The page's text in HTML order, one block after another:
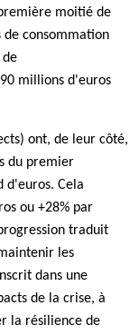
moitié de
de consommation
millions d'euros
ont, de leur côté,
du premier
d'euros. Cela
ou +28% par
traduit
les
dans une
de la crise, à
la résilience de